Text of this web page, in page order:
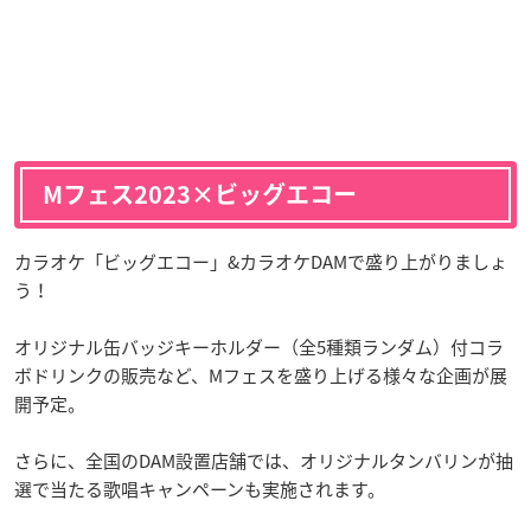
Mフェス2023×ビッグエコー
カラオケ「ビッグエコー」&カラオケDAMで盛り上がりましょ
う！
オリジナル缶バッジキーホルダー（全5種類ランダム）付コラ
ボドリンクの販売など、Mフェスを盛り上げる様々な企画が展
開予定。
さらに、全国のDAM設置店舗では、オリジナルタンバリンが抽
選で当たる歌唱キャンペーンも実施されます。